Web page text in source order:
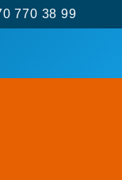
770 38 99